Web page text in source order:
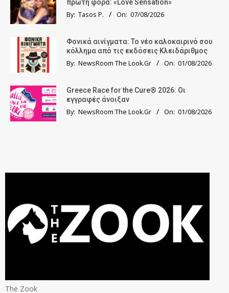
πρώτη φορά: «Love Sensation»
By: Tasos P. On: 07/08/2026
Φονικά αινίγματα: Το νέο καλοκαιρινό σου
κόλλημα από τις εκδόσεις Κλειδάριθμος
By: NewsRoom The Look.Gr On: 01/08/2026
Greece Race for the Cure® 2026: Οι
εγγραφές άνοιξαν
By: NewsRoom The Look.Gr On: 01/08/2026
The Zook